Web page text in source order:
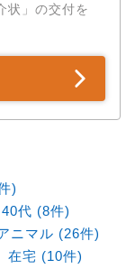
状」の交付を
)
40代 (8件)
ニマル (26件)
在宅 (10件)